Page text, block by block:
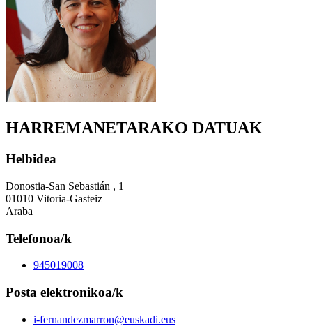
HARREMANETARAKO DATUAK
Helbidea
Donostia-San Sebastián , 1
01010 Vitoria-Gasteiz
Araba
Telefonoa/k
945019008
Posta elektronikoa/k
i-fernandezmarron@euskadi.eus